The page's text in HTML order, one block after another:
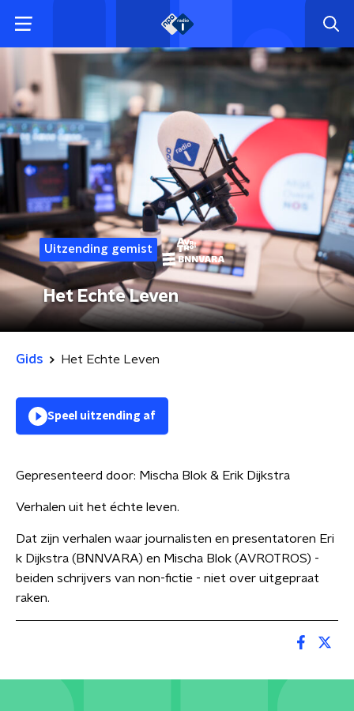
Uitzending gemist
Het Echte Leven
Gids Het Echte Leven
Speel uitzending af
Gepresenteerd door: Mischa Blok & Erik Dijkstra
Verhalen uit het échte leven.
Dat zijn verhalen waar journalisten en presentatoren Eri
k Dijkstra (BNNVARA) en Mischa Blok (AVROTROS) -
beiden schrijvers van non-fictie - niet over uitgepraat
raken.